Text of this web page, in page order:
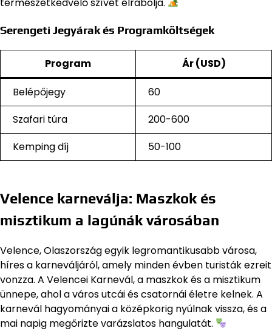
Serengeti Jegyárak és Programköltségek
Program Ár (USD)
Belépőjegy
60
Szafari túra
200-600
Kemping díj
50-100
Velence karneválja: Maszkok és
misztikum a lagúnák városában
Velence, Olaszország egyik legromantikusabb városa,
híres a karneváljáról, amely minden évben turisták ezreit
vonzza. A Velencei Karnevál, a maszkok és a misztikum
ünnepe, ahol a város utcái és csatornái életre kelnek. A
karnevál hagyományai a középkorig nyúlnak vissza, és a
mai napig megőrizte varázslatos hangulatát.